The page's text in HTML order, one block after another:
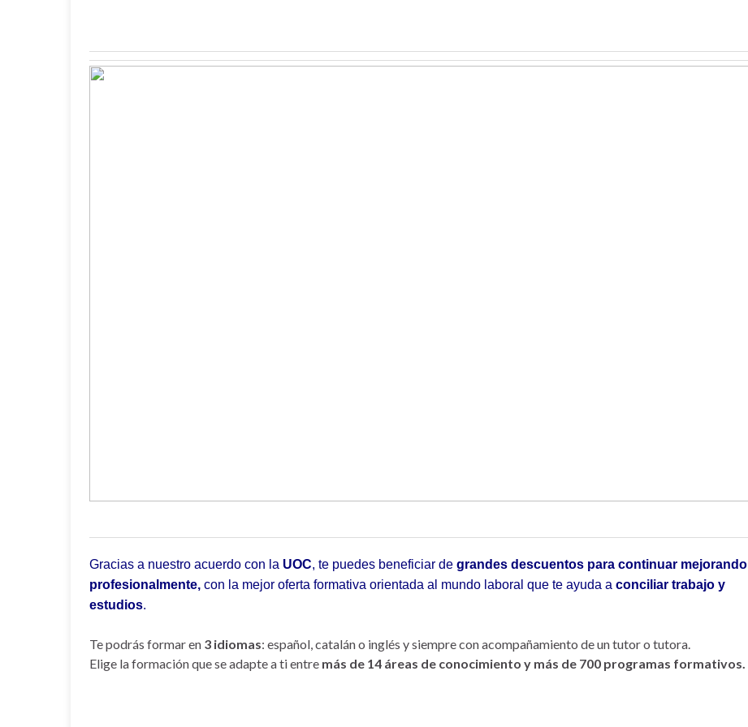
Gracias a nuestro acuerdo con la UOC, te puedes beneficiar de grandes descuentos para continuar mejorando
profesionalmente, con la mejor oferta formativa orientada al mundo laboral que te ayuda a conciliar trabajo y
estudios.
Te podrás formar en 3 idiomas: español, catalán o inglés y siempre con acompañamiento de un tutor o tutora.
Elige la formación que se adapte a ti entre más de 14 áreas de conocimiento y más de 700 programas formativos.